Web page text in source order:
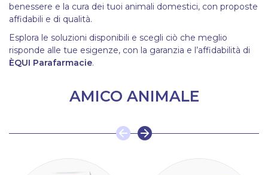
benessere e la cura dei tuoi animali domestici, con proposte
affidabili e di qualità.
Esplora le soluzioni disponibili e scegli ciò che meglio
risponde alle tue esigenze, con la garanzia e l’affidabilità di
ÈQUI Parafarmacie.
AMICO ANIMALE